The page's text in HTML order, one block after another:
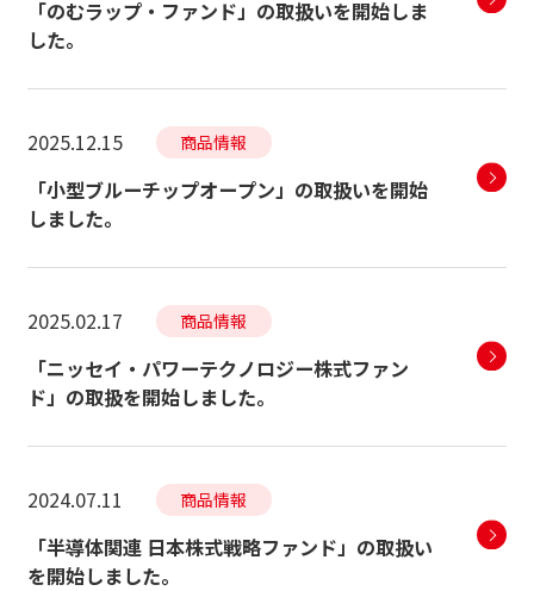
「のむラップ・ファンド」の取扱いを開始しま
した。
2025.12.15 商品情報
「小型ブルーチップオープン」の取扱いを開始
しました。
2025.02.17 商品情報
「ニッセイ・パワーテクノロジー株式ファン
ド」の取扱を開始しました。
2024.07.11 商品情報
「半導体関連 日本株式戦略ファンド」の取扱い
を開始しました。